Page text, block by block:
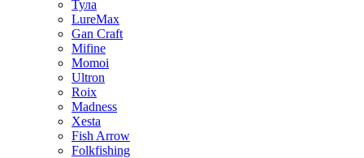
Тула
LureMax
Gan Craft
Mifine
Momoi
Ultron
Roix
Madness
Xesta
Fish Arrow
Folkfishing